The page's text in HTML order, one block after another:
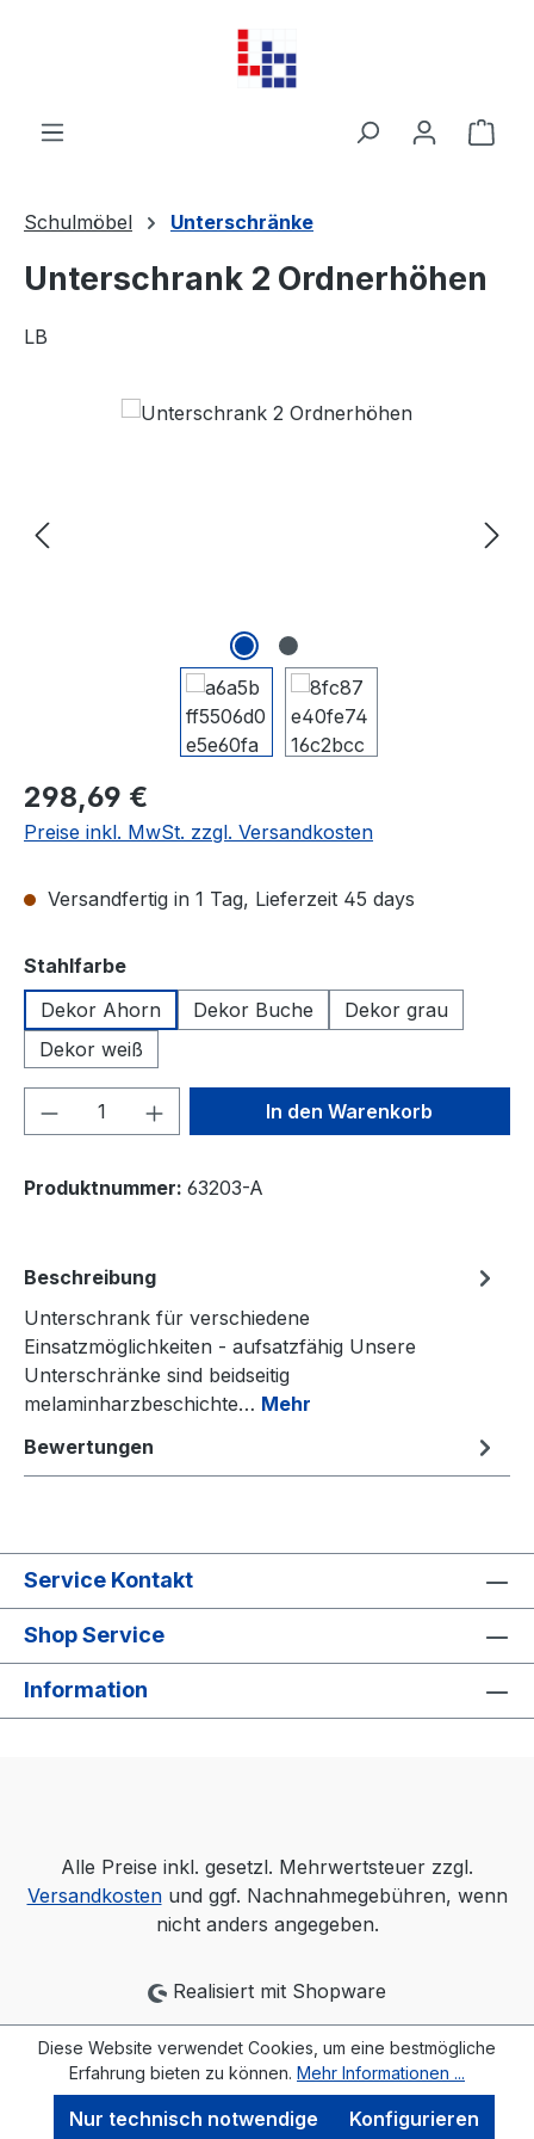
Zum Hauptinhalt springen
Schulmöbel Unterschränke
Unterschrank 2 Ordnerhöhen
LB
Bildergalerie überspringen
298,69 €
Preise inkl. MwSt. zzgl. Versandkosten
Versandfertig in 1 Tag, Lieferzeit 45 days
Stahlfarbeauswählen
Dekor Ahorn
Dekor Buche
Dekor grau
Dekor weiß
Produkt Anzahl: Gib denIn den Warenkorb
Produktnummer: 63203-A
Beschreibung
Unterschrank für verschiedene
Einsatzmöglichkeiten - aufsatzfähig Unsere
Unterschränke sind beidseitig
melaminharzbeschichte… Mehr
Bewertungen
Service Kontakt
Shop Service
Information
Alle Preise inkl. gesetzl. Mehrwertsteuer zzgl.
Versandkostenund ggf. Nachnahmegebühren, wenn
nicht anders angegeben.
Realisiert mit Shopware
Diese Website verwendet Cookies, um eine bestmögliche
Erfahrung bieten zu können. Mehr Informationen ...
Nur technisch notwendige Konfigurieren